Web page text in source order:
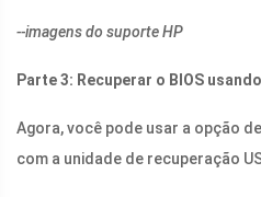
--imagens do suporte HP
Parte 3: Recuperar o BIOS
Agora, você pode usar a opção
com a unidade de recuperação